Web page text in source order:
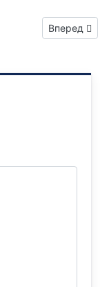
Следующий:
Вперед